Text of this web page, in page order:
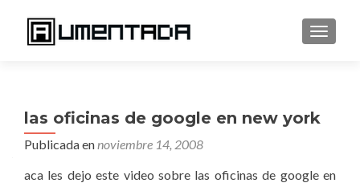
las oficinas de google en new york
Publicada ennoviembre 14, 2008
aca les dejo este video sobre las oficinas de google en